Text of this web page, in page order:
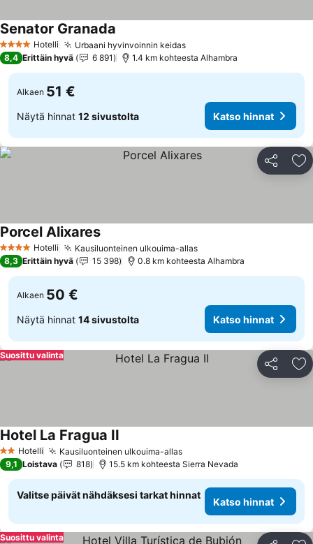
4 Tähtiluokitus
Hotelli Urbaani hyvinvoinnin keidasKatso hinnat
Senator Granada
8,4 Erittäin hyvä 6 891 1.4 km kohteesta Alhambra
Alkaen 51 €
Näytä hinnat 12 sivustolta Katso hinnat
Jaa
4 Tähtiluokitus
Hotelli Kausiluonteinen ulkouima-allasKatso hinnat
Porcel AlixaresKatso hinnat
8,3 Erittäin hyvä 15 398 0.8 km kohteesta Alhambra
Alkaen 50 €
Näytä hinnat 14 sivustolta Katso hinnat
Jaa
Suosittu valinta
2 Tähtiluokitus
Hotelli Kausiluonteinen ulkouima-allasKatso hinnat
Hotel La Fragua II
9,1 Loistava 818 15.5 km kohteesta Sierra Nevada
Valitse päivät nähdäksesi tarkat hinnat
Katso hinnat
Suosittu valinta